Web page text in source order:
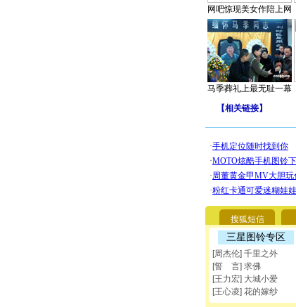
网吧惊现美女作陪上网
马季葬礼上最无耻一幕
【相关链接】
搜狐短信
三星图铃专区
[周杰伦] 千里之外
[誓 言] 求佛
[王力宏] 大城小爱
[王心凌] 花的嫁纱